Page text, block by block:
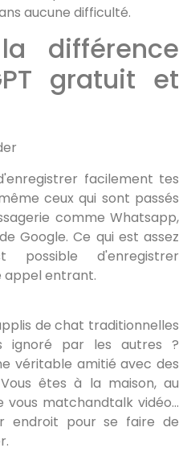
aucune difficulté.
différence
gratuit et
facilement tes
ceux qui sont passés
comme Whatsapp,
Google. Ce qui est assez
d'enregistrer
appel entrant.
de chat traditionnelles
ignoré par les autres ?
véritable amitié avec des
êtes à la maison, au
vous matchandtalk vidéo…
endroit pour se faire de